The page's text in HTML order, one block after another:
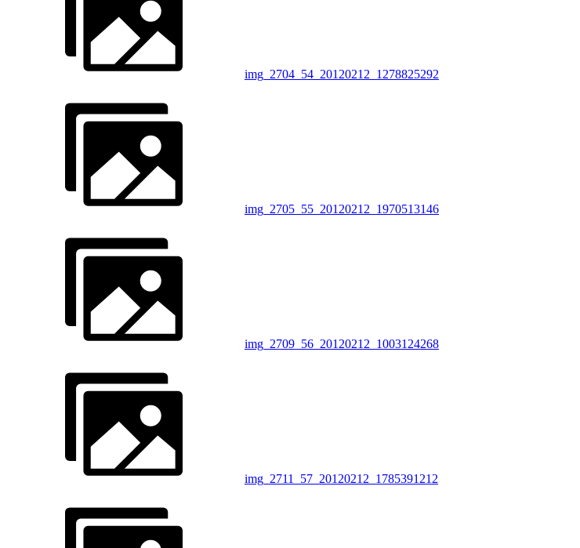
img_2704_54_20120212_1278825292
img_2705_55_20120212_1970513146
img_2709_56_20120212_1003124268
img_2711_57_20120212_1785391212